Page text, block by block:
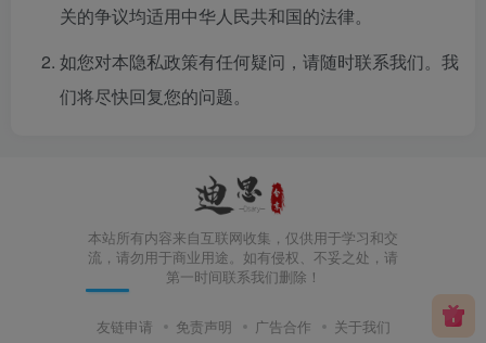
关的争议均适用中华人民共和国的法律。
如您对本隐私政策有任何疑问，请随时联系我们。我
们将尽快回复您的问题。
本站所有内容来自互联网收集，仅供用于学习和交
流，请勿用于商业用途。如有侵权、不妥之处，请
第一时间联系我们删除！
友链申请 免责声明 广告合作 关于我们